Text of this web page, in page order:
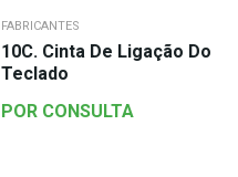
FABRICANTES
10C. Cinta De Ligação Do
Teclado
POR CONSULTA